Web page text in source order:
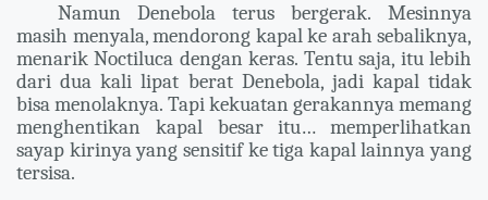
Namun Denebola terus bergerak. Mesinnya
masih menyala, mendorong kapal ke arah sebaliknya,
menarik Noctiluca dengan keras. Tentu saja, itu lebih
dari dua kali lipat berat Denebola, jadi kapal tidak
bisa menolaknya. Tapi kekuatan gerakannya memang
menghentikan kapal besar itu… memperlihatkan
sayap kirinya yang sensitif ke tiga kapal lainnya yang
tersisa.